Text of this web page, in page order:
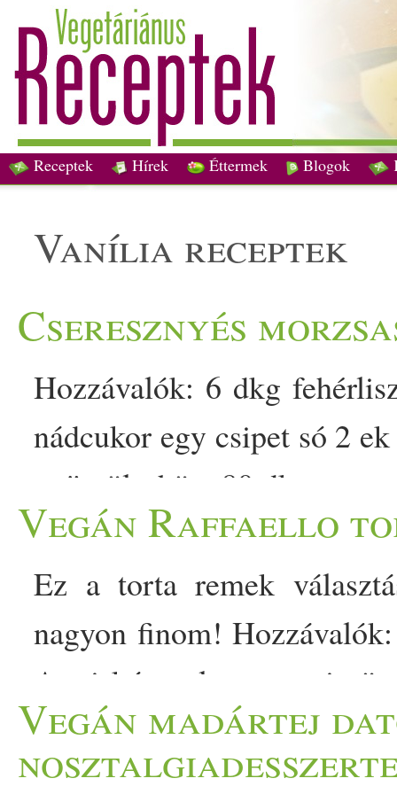
Receptek Hírek Éttermek Blogok
vanília receptek
Cseresznyés
Hozzávalók: 6 dkg
nádcukor egy csipet só 2
gyümölcshöz: 80 dkg
vaníliás pudingpor 1 kk
A cseresznyét
a fahéjjal, majd egy
zablisztet, a nádcukrot
Hozzáadjuk a hideg vajat,
állagú keveréket kapunk.
Vegán Raffaello
Ez a torta remek
nagyon finom!
A piskóta alapanyagait
külön a szárazakat, majd
fokos sütőben készre
Vegán madártej